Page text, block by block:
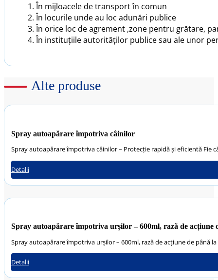
În mijloacele de transport în comun
În locurile unde au loc adunări publice
În orice loc de agrement ,zone pentru grătare,
În instituțiile autorităților publice sau ale unor
Alte produse
Spray autoapărare împotriva câinilor
Spray autoapărare împotriva câinilor – Protecție rapidă și eficientă Fie
Detalii
Spray autoapărare împotriva urșilor – 600ml, rază de acțiune
Spray autoapărare împotriva urșilor – 600ml, rază de acțiune de până
Detalii